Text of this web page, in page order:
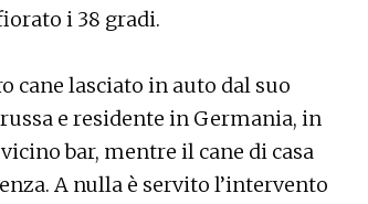
i 38 gradi.
cane lasciato in auto dal suo
e residente in Germania, in
bar, mentre il cane di casa
A nulla è servito l’intervento